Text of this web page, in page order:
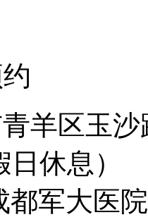
羊区玉
休息）
都军大医